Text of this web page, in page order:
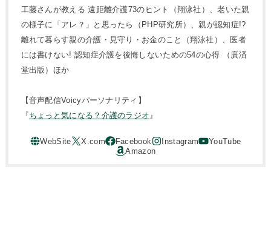
工藤さんが教える 遠距離介護73のヒント（翔泳社）、老いた親
の様子に「アレ？」と思ったら（PHP研究所）、親が認知症!?
離れて暮らす親の介護・見守り・お金のこと（翔泳社）、医者
には書けない! 認知症介護を後悔しないための54の心得 （廣済
堂出版）ほか
【音声配信Voicyパーソナリティ】
『ちょっと気になる？介護のラジオ』